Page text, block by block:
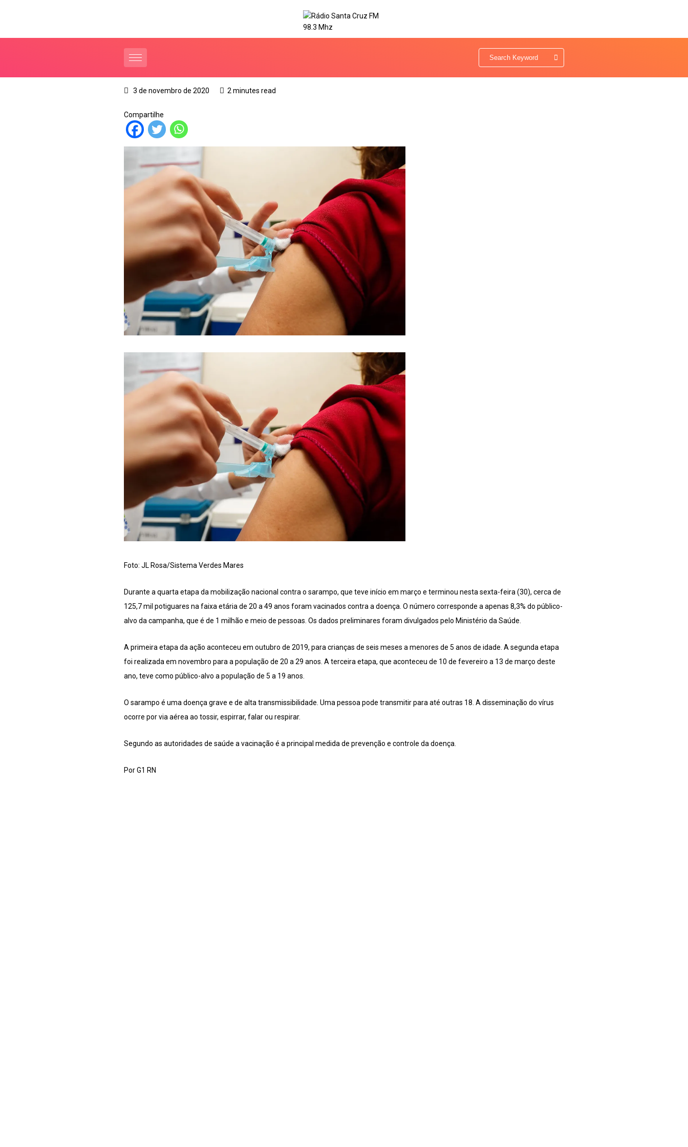
3 de novembro de 2020 2 minutes read
Compartilhe
Foto: JL Rosa/Sistema Verdes Mares
Durante a quarta etapa da mobilização nacional contra o sarampo, que teve início em março e terminou nesta sexta-feira (30), cerca de
125,7 mil potiguares na faixa etária de 20 a 49 anos foram vacinados contra a doença. O número corresponde a apenas 8,3% do público-
alvo da campanha, que é de 1 milhão e meio de pessoas. Os dados preliminares foram divulgados pelo Ministério da Saúde.
A primeira etapa da ação aconteceu em outubro de 2019, para crianças de seis meses a menores de 5 anos de idade. A segunda etapa
foi realizada em novembro para a população de 20 a 29 anos. A terceira etapa, que aconteceu de 10 de fevereiro a 13 de março deste
ano, teve como público-alvo a população de 5 a 19 anos.
O sarampo é uma doença grave e de alta transmissibilidade. Uma pessoa pode transmitir para até outras 18. A disseminação do vírus
ocorre por via aérea ao tossir, espirrar, falar ou respirar.
Segundo as autoridades de saúde a vacinação é a principal medida de prevenção e controle da doença.
Por G1 RN